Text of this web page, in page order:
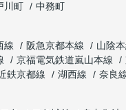
川町
中務町
線
阪急京都本線
山陰
京福電気鉄道嵐山本線
鉄京都線 湖西線
奈良